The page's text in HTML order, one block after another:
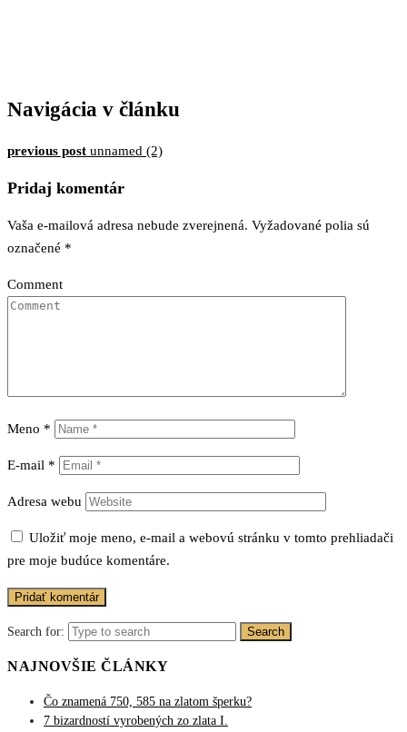
Navigácia v článku
previous post unnamed (2)
Pridaj komentár
Vaša e-mailová adresa nebude zverejnená. Vyžadované polia sú
označené *
Comment
Meno *
E-mail *
Adresa webu
Uložiť moje meno, e-mail a webovú stránku v tomto prehliadači
pre moje budúce komentáre.
Search for: Search
NAJNOVŠIE ČLÁNKY
Čo znamená 750, 585 na zlatom šperku?
7 bizardností vyrobených zo zlata I.